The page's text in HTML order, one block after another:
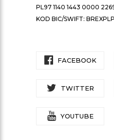
PL97 1140 1443 0000
KOD BIC/SWIFT:
FACEBOOK
TWITTER
YOUTUBE